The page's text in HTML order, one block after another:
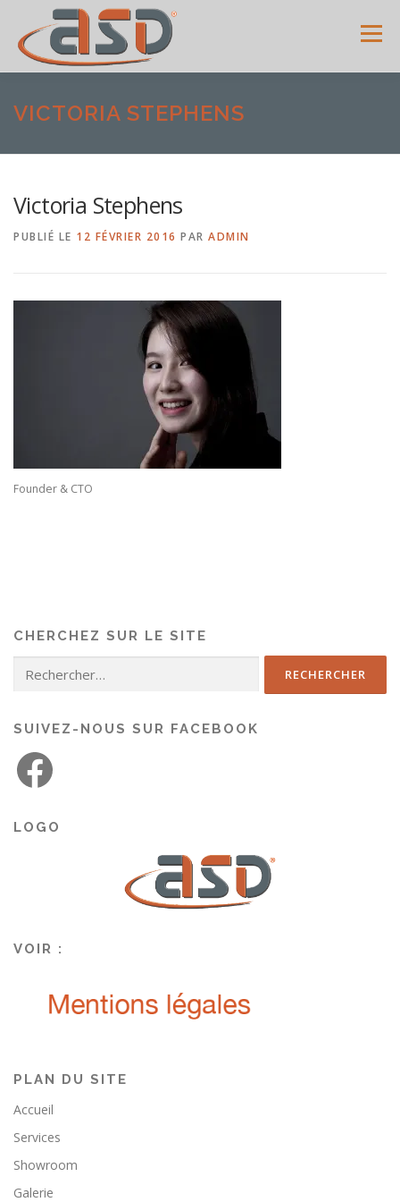
Menu
ACCUEIL SERVICES SHOWROOM
CONTACT
VICTORIA STEPHENS
Victoria Stephens
PUBLIÉ LE 12 FÉVRIER 2016 PAR ADMIN
Founder & CTO
CHERCHEZ SUR LE SITE
SUIVEZ-NOUS SUR FACEBOOK
LOGO
VOIR :
PLAN DU SITE
Accueil
Services
Showroom
Galerie